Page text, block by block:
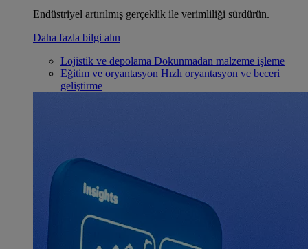
Endüstriyel artırılmış gerçeklik ile verimliliği sürdürün.
Daha fazla bilgi alın
Lojistik ve depolama Dokunmadan malzeme işleme
Eğitim ve oryantasyon Hızlı oryantasyon ve beceri
geliştirme